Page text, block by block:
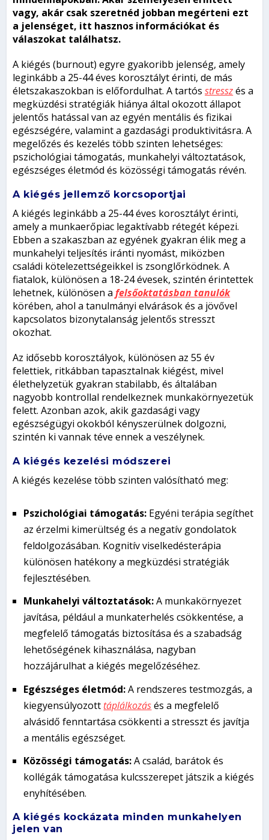
vagy, akár csak szeretnéd jobban megérteni ezt
a jelenséget, itt hasznos információkat és
válaszokat találhatsz.
A kiégés (burnout) egyre gyakoribb jelenség, amely
leginkább a 25-44 éves korosztályt érinti, de más
életszakaszokban is előfordulhat. A tartósstresszés a
megküzdési stratégiák hiánya által okozott állapot
jelentős hatással van az egyén mentális és fizikai
egészségére, valamint a gazdasági produktivitásra. A
megelőzés és kezelés több szinten lehetséges:
pszichológiai támogatás, munkahelyi változtatások,
egészséges életmód és közösségi támogatás révén.
A kiégés jellemző korcsoportjai
A kiégés leginkább a 25-44 éves korosztályt érinti,
amely a munkaerőpiac legaktívabb rétegét képezi.
Ebben a szakaszban az egyének gyakran élik meg a
munkahelyi teljesítés iránti nyomást, miközben
családi kötelezettségeikkel is zsonglőrködnek. A
fiatalok, különösen a 18-24 évesek, szintén érintettek
lehetnek, különösen afelsőoktatásban tanulók
körében, ahol a tanulmányi elvárások és a jövővel
kapcsolatos bizonytalanság jelentős stresszt
okozhat.
Az idősebb korosztályok, különösen az 55 év
felettiek, ritkábban tapasztalnak kiégést, mivel
élethelyzetük gyakran stabilabb, és általában
nagyobb kontrollal rendelkeznek munkakörnyezetük
felett. Azonban azok, akik gazdasági vagy
egészségügyi okokból kényszerülnek dolgozni,
szintén ki vannak téve ennek a veszélynek.
A kiégés kezelési módszerei
A kiégés kezelése több szinten valósítható meg:
Pszichológiai támogatás: Egyéni terápia segíthet
az érzelmi kimerültség és a negatív gondolatok
feldolgozásában. Kognitív viselkedésterápia
különösen hatékony a megküzdési stratégiák
fejlesztésében.
Munkahelyi változtatások:A munkakörnyezet
javítása, például a munkaterhelés csökkentése, a
megfelelő támogatás biztosítása és a szabadság
lehetőségének kihasználása, nagyban
hozzájárulhat a kiégés megelőzéséhez.
Egészséges életmód:A rendszeres testmozgás, a
kiegyensúlyozott táplálkozásés a megfelelő
alvásidő fenntartása csökkenti a stresszt és javítja
a mentális egészséget.
Közösségi támogatás:A család, barátok és
kollégák támogatása kulcsszerepet játszik a kiégés
enyhítésében.
A kiégés kockázata minden munkahelyen
jelen van